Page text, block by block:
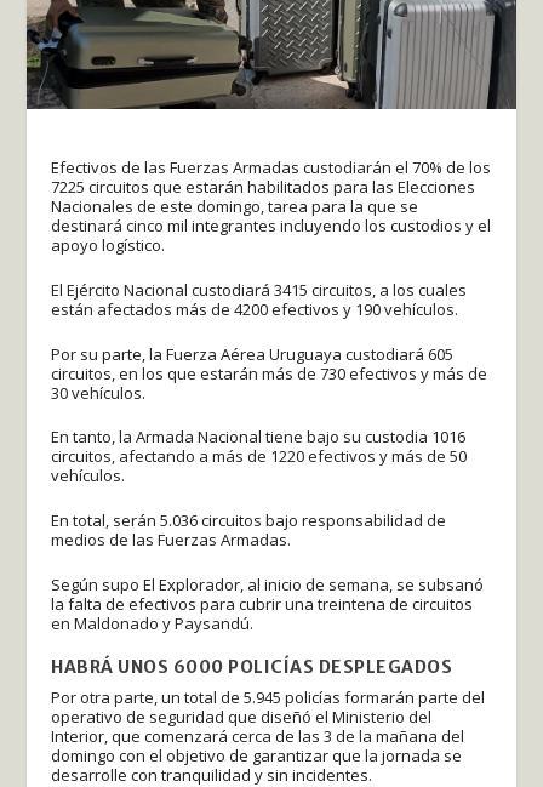
Efectivos de las Fuerzas Armadas custodiarán el 70% de los
7225 circuitos que estarán habilitados para las Elecciones
Nacionales de este domingo, tarea para la que se
destinará cinco mil integrantes incluyendo los custodios y el
apoyo logístico.
El Ejército Nacional custodiará 3415 circuitos, a los cuales
están afectados más de 4200 efectivos y 190 vehículos.
Por su parte, la Fuerza Aérea Uruguaya custodiará 605
circuitos, en los que estarán más de 730 efectivos y más de
30 vehículos.
En tanto, la Armada Nacional tiene bajo su custodia 1016
circuitos, afectando a más de 1220 efectivos y más de 50
vehículos.
En total, serán 5.036 circuitos bajo responsabilidad de
medios de las Fuerzas Armadas.
Según supo El Explorador, al inicio de semana, se subsanó
la falta de efectivos para cubrir una treintena de circuitos
en Maldonado y Paysandú.
HABRÁ UNOS 6000 POLICÍAS DESPLEGADOS
Por otra parte, un total de 5.945 policías formarán parte del
operativo de seguridad que diseñó el Ministerio del
Interior, que comenzará cerca de las 3 de la mañana del
domingo con el objetivo de garantizar que la jornada se
desarrolle con tranquilidad y sin incidentes.